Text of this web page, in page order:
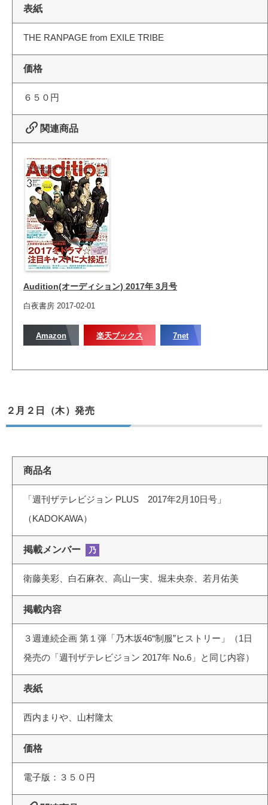
表紙
THE RANPAGE from EXILE TRIBE
価格
６５０円
関連商品
Audition(オーディション) 2017年 3月号
白夜書房 2017-02-01
Amazon 楽天ブックス 7net
２月２日（木）発売
商品名
「週刊ザテレビジョン PLUS 2017年2月10日号」
（KADOKAWA）
掲載メンバー 乃
衛藤美彩、白石麻衣、高山一実、堀未央奈、若月佑美
掲載内容
３週連続企画 第１弾「乃木坂46“制服”ヒストリー」（1日
発売の「週刊ザテレビジョン 2017年 No.6」と同じ内容）
表紙
西内まりや、山村隆太
価格
電子版：３５０円